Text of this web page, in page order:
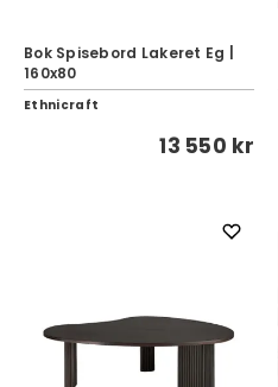
Bok Spisebord Lakeret Eg |
160x80
Ethnicraft
13 550 kr